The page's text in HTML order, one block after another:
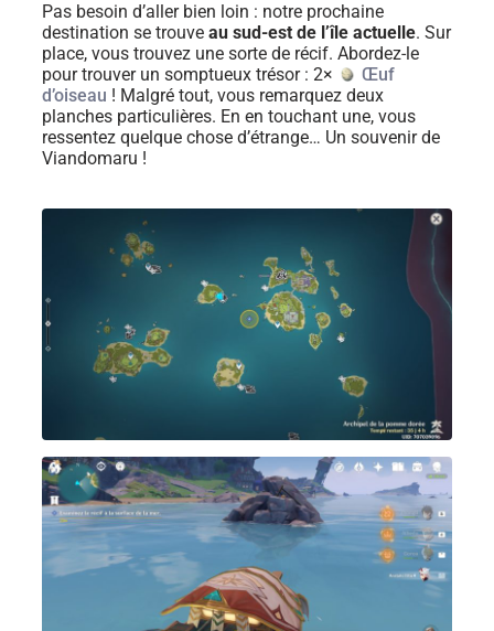
Pas besoin d’aller bien loin : notre prochaine
destination se trouve au sud-est de l’île actuelle. Sur
place, vous trouvez une sorte de récif. Abordez-le
pour trouver un somptueux trésor : 2×
Œuf
d’oiseau ! Malgré tout, vous remarquez deux
planches particulières. En en touchant une, vous
ressentez quelque chose d’étrange… Un souvenir de
Viandomaru !